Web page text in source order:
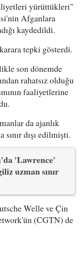
yürüttükleri"
Afganlara
kaydedildi.
tepki gösterdi.
son dönemde
rahatsız olduğu
faaliyetlerine
da ajanlık
dışı edilmişti.
'Lawrence'
uzman sınır
Welle ve Çin
(CGTN) de